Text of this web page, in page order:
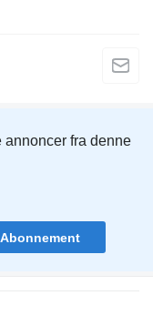
annoncer fra denne
Abonnement